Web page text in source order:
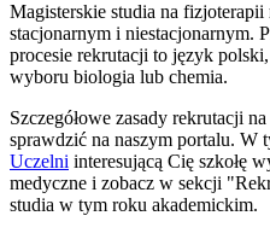
Magisterskie studia na
stacjonarnym i niestacjonarnym.
procesie rekrutacji to język
wyboru biologia lub chemia.
Szczegółowe zasady rekrutacji
sprawdzić na naszym portalu. W
Uczelni interesującą Cię szkołę
medyczne i zobacz w sekcji
studia w tym roku akademickim.